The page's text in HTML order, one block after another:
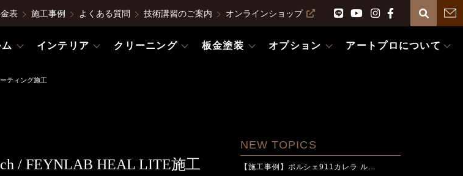
表 施工事例 よくある質問 技術講習のご案内 オンラインショップ
インテリア クリーニング 板金塗装 オプション アートプロについて
ティング施工
/ FEYNLAB HEAL LITE施工
NEW TOPICS
【施工事例】ポルシェ911カレラ ル…